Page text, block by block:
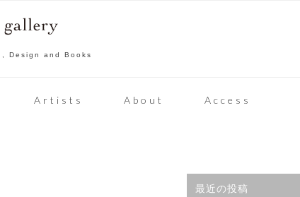
Design and Books
Artists About Access
最近の投稿